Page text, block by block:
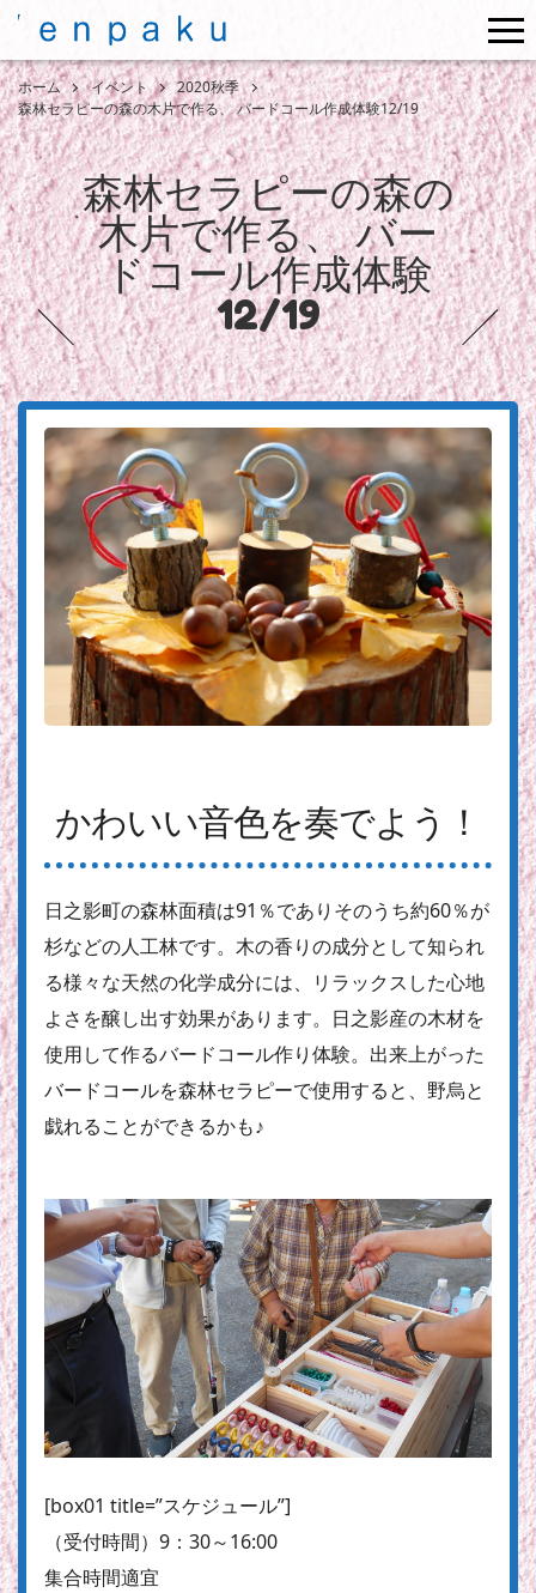
ホーム イベント
2020秋季
森林セラピーの森の木片で作る、 バードコール作成体験12/19
森林セラピーの森の
木片で作る、 バー
ドコール作成体験
12/19
かわいい音色を奏でよう！
日之影町の森林面積は91％でありそのうち約60％が
杉などの人工林です。木の香りの成分として知られ
る様々な天然の化学成分には、リラックスした心地
よさを醸し出す効果があります。日之影産の木材を
使用して作るバードコール作り体験。出来上がった
バードコールを森林セラピーで使用すると、野烏と
戯れることができるかも♪
[box01 title=”スケジュール”]
（受付時間）9：30～16:00
集合時間適宜